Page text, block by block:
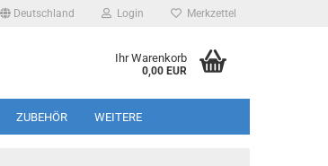
Deutschland Login Merkzettel
Ihr Warenkorb
0,00 EUR
ZUBEHÖR WEITERE